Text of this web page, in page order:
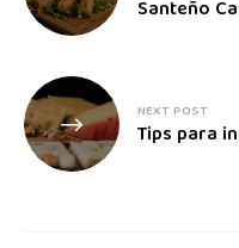
Santeño
NEXT POST
Tips para